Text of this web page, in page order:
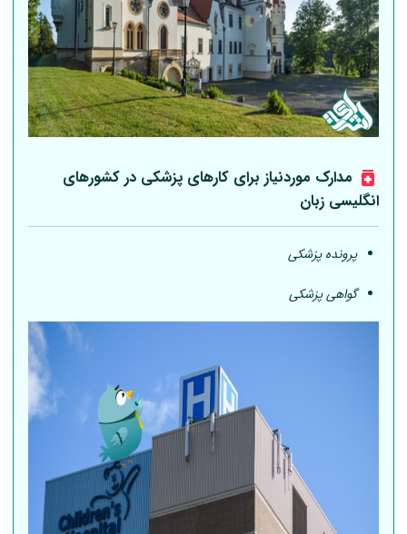
مدارک موردنیاز برای کارهای پزشکی در کشورهای
انگلیسی زبان
پرونده پزشکی
گواهی پزشکی